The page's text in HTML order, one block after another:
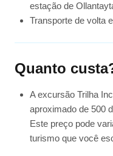
estação de
Transporte de volta
Quanto
A excursão Trilha
aproximado de 500
Este preço pode
turismo que você